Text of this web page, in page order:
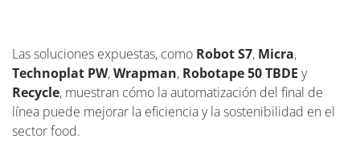
Las soluciones expuestas, como Robot S7, Micra,
Technoplat PW,Wrapman, Robotape 50 TBDE y
Recycle, muestran cómo la automatización del final de
línea puede mejorar la eficiencia y la sostenibilidad en el
sector food.